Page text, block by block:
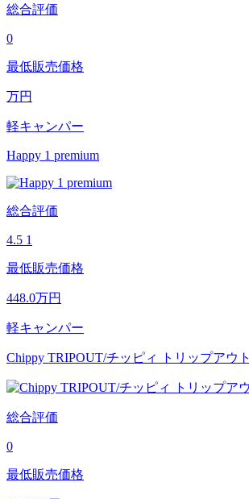
総合評価
0
最低販売価格
万円
軽キャンパー
Happy 1 premium
総合評価
4.5 1
最低販売価格
448.0万円
軽キャンパー
Chippy TRIPOUT/チッピィ トリップアウト
総合評価
0
最低販売価格